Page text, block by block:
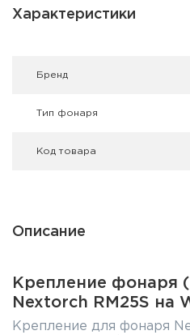
Оружейные шкафы и
Чехлы и кейсы
Релоадинг
Дартс
Комплекты
Характеристики
Брeнд
Тип фонаря
Код товара
Описание
Крепление фонаря
Nextorch RM25S на
Крепление для фонаря